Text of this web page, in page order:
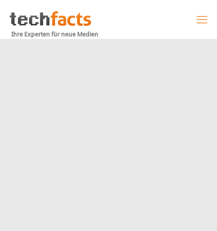
Ihre Experten für neue Medien